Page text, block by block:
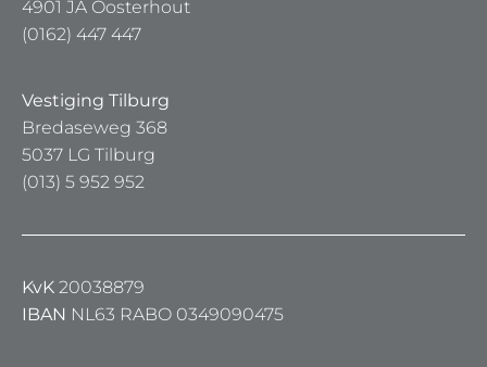
4901 JA Oosterhout
(0162) 447 447
Vestiging Tilburg
Bredaseweg 368
5037 LG Tilburg
(013) 5 952 952
KvK 20038879
IBAN NL63 RABO 0349090475